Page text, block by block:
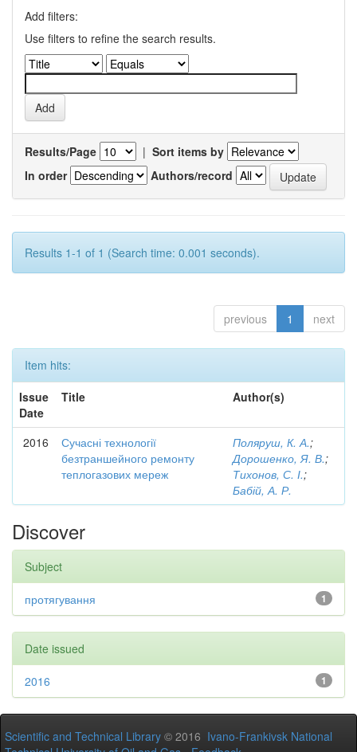
Add filters:
Use filters to refine the search results.
Results/Page | Sort items by
In order
Authors/record
Results 1-1 of 1 (Search time: 0.001 seconds).
previous 1 next
Item hits:
Issue
Date
Title Author(s)
2016
Сучасні технології
безтраншейного ремонту
теплогазових мереж
Поляруш, К. А.;
Дорошенко, Я. В.;
Тихонов, С. І.;
Бабій, А. Р.
Discover
Subject
1
протягування
Date issued
1
2016
Scientific and Technical Library © 2016 Ivano-Frankivsk National